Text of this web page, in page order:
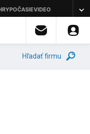
Hľadať firmu